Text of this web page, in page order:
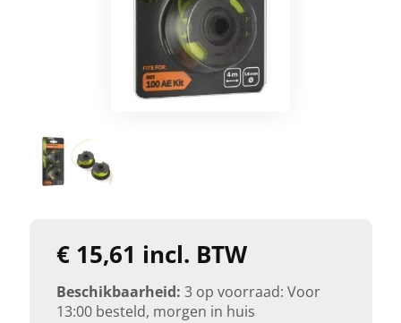
€ 15,61 incl. BTW
Beschikbaarheid: 3 op voorraad: Voor
13:00 besteld, morgen in huis